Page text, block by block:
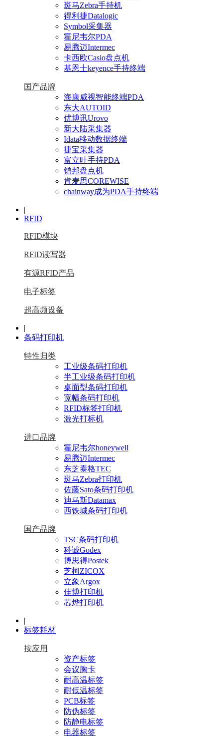
斑马Zebra手持机
得利捷Datalogic
Symbol采集器
霍尼韦尔PDA
易腾迈Intermec
卡西欧Casio盘点机
基恩士keyence手持终端
国产品牌
海康威视智能终端PDA
东大AUTOID
优博讯Urovo
新大陆采集器
Idata移动数据终端
捷宝采集器
富立叶手持PDA
销邦盘点机
肯麦思COREWISE
chainway成为PDA手持终端
|
RFID
RFID模块
RFID读写器
有源RFID产品
电子标签
超高频设备
|
条码打印机
特性归类
工业级条码打印机
半工业级条码打印机
桌面型条码打印机
宽幅条码打印机
RFID标签打印机
激光打标机
进口品牌
霍尼韦尔honeywell
易腾迈Intermec
东芝泰格TEC
斑马Zebra打印机
佐藤Sato条码打印机
迪马斯Datamax
西铁城条码打印机
国产品牌
TSC条码打印机
科诚Godex
博思得Postek
芝柯ZICOX
立象Argox
佳博打印机
芯烨打印机
|
标签耗材
按应用
资产标签
会议胸卡
耐高温标签
耐低温标签
PCB标签
防伪标签
防静电标签
电器标签